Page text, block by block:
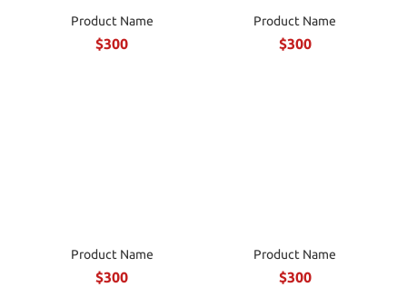
Product Name
$300
Product Name
$300
Product Name
$300
Product Name
$300